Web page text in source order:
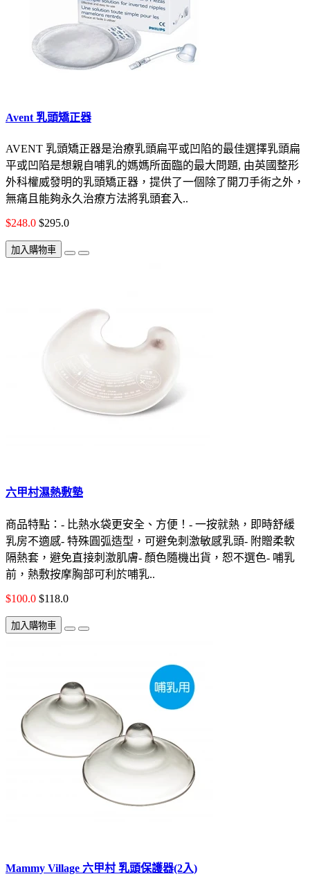
Avent 乳頭矯正器
AVENT 乳頭矯正器是治療乳頭扁平或凹陷的最佳選擇乳頭扁
平或凹陷是想親自哺乳的媽媽所面臨的最大問題, 由英國整形
外科權威發明的乳頭矯正器，提供了一個除了開刀手術之外，
無痛且能夠永久治療方法將乳頭套入..
$248.0 $295.0
加入購物車
六甲村濕熱敷墊
商品特點：- 比熱水袋更安全、方便！- 一按就熱，即時舒緩
乳房不適感- 特殊圓弧造型，可避免刺激敏感乳頭- 附贈柔軟
隔熱套，避免直接刺激肌膚- 顏色隨機出貨，恕不選色- 哺乳
前，熱敷按摩胸部可利於哺乳..
$100.0 $118.0
加入購物車
Mammy Village 六甲村 乳頭保護器(2入)